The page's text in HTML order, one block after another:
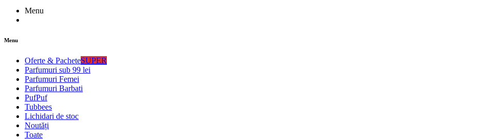
Menu
Menu
Oferte & PacheteSUPER
Parfumuri sub 99 lei
Parfumuri Femei
Parfumuri Barbati
PufPuf
Tubbees
Lichidari de stoc
Noutăți
Toate